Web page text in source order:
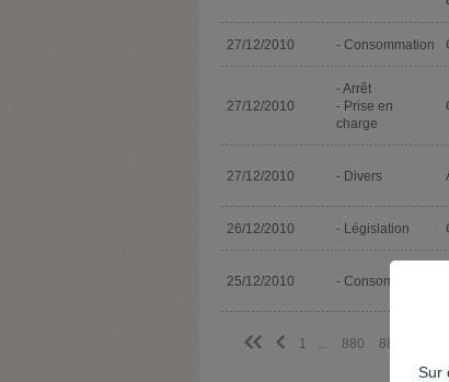
27/12/2010 - Consommation
27/12/2010
- Arrêt
- Prise en
charge
27/12/2010 - Divers
26/12/2010 - Législation
25/12/2010 - Consommation
<< < 1 880 881
Sur